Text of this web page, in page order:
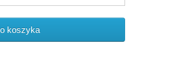
koszyka